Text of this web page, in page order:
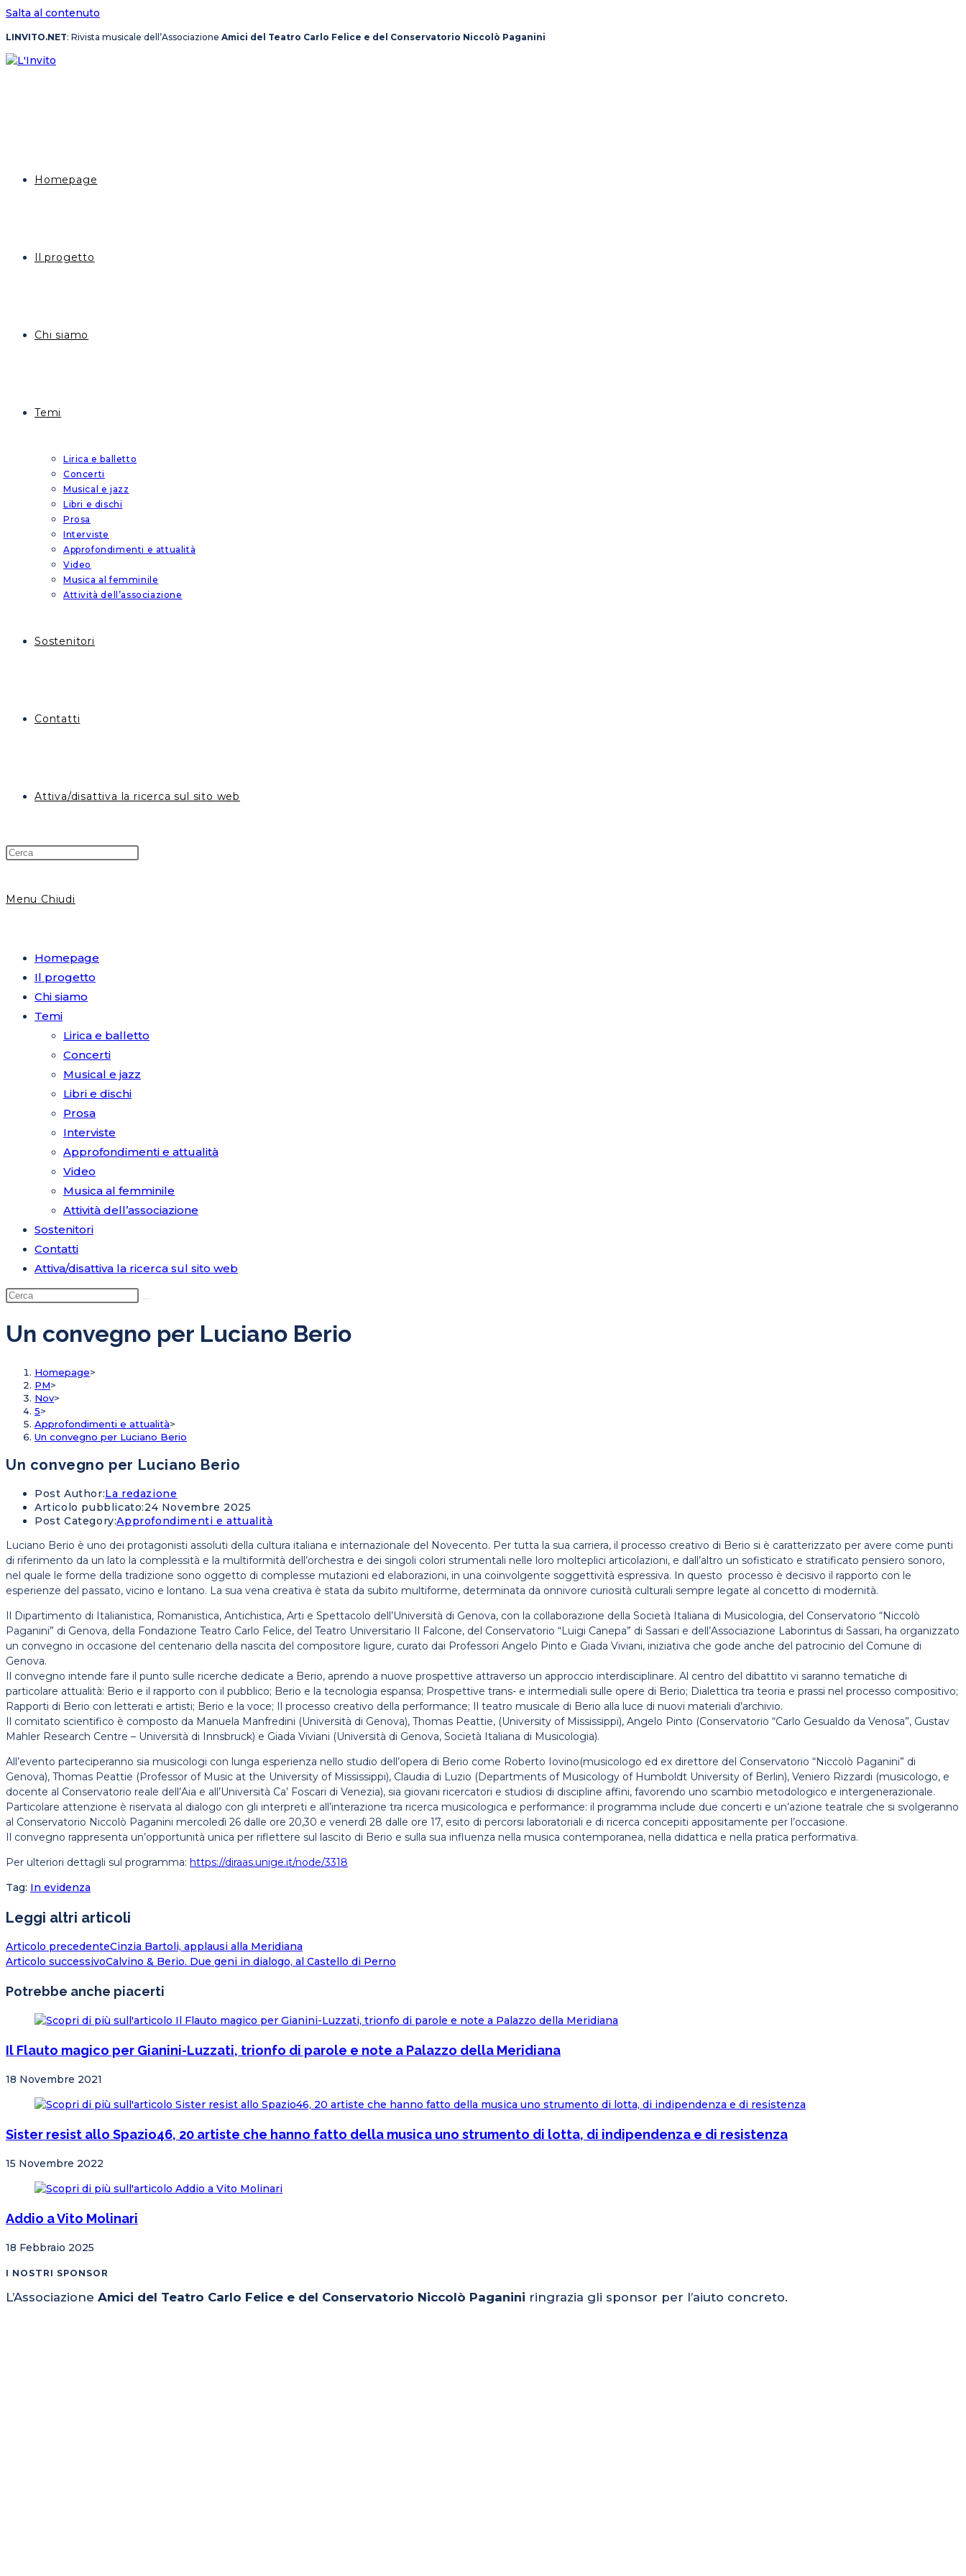
Salta al contenuto
LINVITO.NET: Rivista musicale dell’Associazione Amici del Teatro Carlo Felice e del Conservatorio Niccolò Paganini
Homepage
Il progetto
Chi siamo
Temi
Lirica e balletto
Concerti
Musical e jazz
Libri e dischi
Prosa
Interviste
Approfondimenti e attualità
Video
Musica al femminile
Attività dell’associazione
Sostenitori
Contatti
Attiva/disattiva la ricerca sul sito web
Menu Chiudi
Homepage
Il progetto
Chi siamo
Temi
Lirica e balletto
Concerti
Musical e jazz
Libri e dischi
Prosa
Interviste
Approfondimenti e attualità
Video
Musica al femminile
Attività dell’associazione
Sostenitori
Contatti
Attiva/disattiva la ricerca sul sito web
Un convegno per Luciano Berio
Homepage>
PM>
Nov>
5>
Approfondimenti e attualità>
Un convegno per Luciano Berio
Un convegno per Luciano Berio
Post Author:La redazione
Articolo pubblicato:24 Novembre 2025
Post Category:Approfondimenti e attualità
Luciano Berio è uno dei protagonisti assoluti della cultura italiana e internazionale del Novecento. Per tutta la sua carriera, il processo creativo di Berio si è caratterizzato per avere come punti
di riferimento da un lato la complessità e la multiformità dell’orchestra e dei singoli colori strumentali nelle loro molteplici articolazioni, e dall’altro un sofisticato e stratificato pensiero sonoro,
nel quale le forme della tradizione sono oggetto di complesse mutazioni ed elaborazioni, in una coinvolgente soggettività espressiva. In questo processo è decisivo il rapporto con le
esperienze del passato, vicino e lontano. La sua vena creativa è stata da subito multiforme, determinata da onnivore curiosità culturali sempre legate al concetto di modernità.
Il Dipartimento di Italianistica, Romanistica, Antichistica, Arti e Spettacolo dell’Università di Genova, con la collaborazione della Società Italiana di Musicologia, del Conservatorio “Niccolò
Paganini” di Genova, della Fondazione Teatro Carlo Felice, del Teatro Universitario Il Falcone, del Conservatorio “Luigi Canepa” di Sassari e dell’Associazione Laborintus di Sassari, ha organizzato
un convegno in occasione del centenario della nascita del compositore ligure, curato dai Professori Angelo Pinto e Giada Viviani, iniziativa che gode anche del patrocinio del Comune di
Genova.
Il convegno intende fare il punto sulle ricerche dedicate a Berio, aprendo a nuove prospettive attraverso un approccio interdisciplinare. Al centro del dibattito vi saranno tematiche di
particolare attualità: Berio e il rapporto con il pubblico; Berio e la tecnologia espansa; Prospettive trans- e intermediali sulle opere di Berio; Dialettica tra teoria e prassi nel processo compositivo;
Rapporti di Berio con letterati e artisti; Berio e la voce; Il processo creativo della performance; Il teatro musicale di Berio alla luce di nuovi materiali d’archivio.
Il comitato scientifico è composto da Manuela Manfredini (Università di Genova), Thomas Peattie, (University of Mississippi), Angelo Pinto (Conservatorio “Carlo Gesualdo da Venosa”, Gustav
Mahler Research Centre – Università di Innsbruck) e Giada Viviani (Università di Genova, Società Italiana di Musicologia).
All’evento parteciperanno sia musicologi con lunga esperienza nello studio dell’opera di Berio come Roberto Iovino(musicologo ed ex direttore del Conservatorio “Niccolò Paganini” di
Genova), Thomas Peattie (Professor of Music at the University of Mississippi), Claudia di Luzio (Departments of Musicology of Humboldt University of Berlin), Veniero Rizzardi (musicologo, e
docente al Conservatorio reale dell’Aia e all’Università Ca’ Foscari di Venezia), sia giovani ricercatori e studiosi di discipline affini, favorendo uno scambio metodologico e intergenerazionale.
Particolare attenzione è riservata al dialogo con gli interpreti e all’interazione tra ricerca musicologica e performance: il programma include due concerti e un’azione teatrale che si svolgeranno
al Conservatorio Niccolò Paganini mercoledì 26 dalle ore 20,30 e venerdì 28 dalle ore 17, esito di percorsi laboratoriali e di ricerca concepiti appositamente per l’occasione.
Il convegno rappresenta un’opportunità unica per riflettere sul lascito di Berio e sulla sua influenza nella musica contemporanea, nella didattica e nella pratica performativa.
Per ulteriori dettagli sul programma: https://diraas.unige.it/node/3318
Tag: In evidenza
Leggi altri articoli
Articolo precedenteCinzia Bartoli, applausi alla Meridiana
Articolo successivoCalvino & Berio. Due geni in dialogo, al Castello di Perno
Potrebbe anche piacerti
Il Flauto magico per Gianini-Luzzati, trionfo di parole e note a Palazzo della Meridiana
18 Novembre 2021
Sister resist allo Spazio46, 20 artiste che hanno fatto della musica uno strumento di lotta, di indipendenza e di resistenza
15 Novembre 2022
Addio a Vito Molinari
18 Febbraio 2025
I NOSTRI SPONSOR
L’Associazione Amici del Teatro Carlo Felice e del Conservatorio Niccolò Paganini ringrazia gli sponsor per l’aiuto concreto.